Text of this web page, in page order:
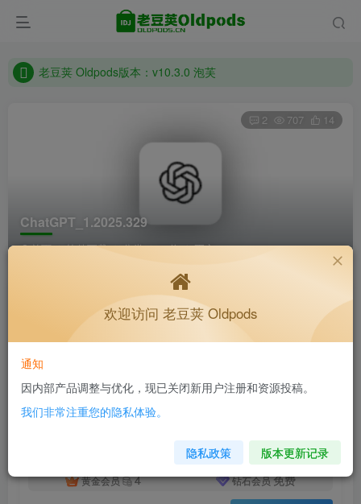
老豆荚 Oldpods版本：v10.3.0 泡芙
老豆荚 Oldpods版本：v10.3.0 泡芙
ChatGPT_1.2025.329
首页 软件下载 分类 32位 正文
2 707 14
4个月前更新
私信
ChatGPT_1.2025.329
此内容为付费资源，请付费后查看
8积分
黄金会员 4 钻石会员免费
付费资源
欢迎访问 老豆荚 Oldpods
通知
因内部产品调整与优化，现已关闭新用户注册和资源投稿。
我们非常注重您的隐私体验。
隐私政策 版本更新记录